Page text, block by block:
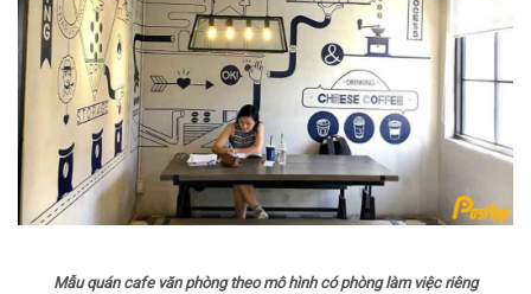
Mẫu quán cafe văn phòng theo mô hình có phòng làm việc riêng